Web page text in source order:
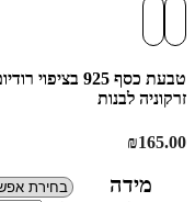
טבעת כסף 925
זרקוניה לבנות
₪165.00
מידה